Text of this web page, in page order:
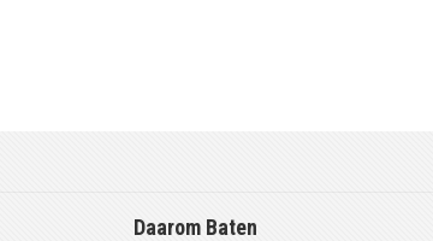
Daarom Baten